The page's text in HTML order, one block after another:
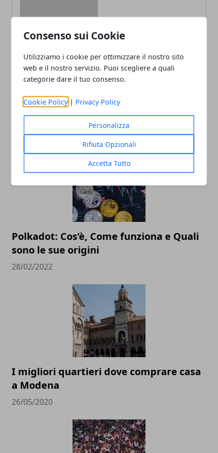
Consenso sui Cookie
Utilizziamo i cookie per ottimizzare il nostro sito
web e il nostro servizio. Puoi scegliere a quali
categorie dare il tuo consenso.
Cookie Policy | Privacy Policy
Personalizza
Rifiuta Opzionali
Accetta Tutto
Redazione
Polkadot: Cos’è, Come funziona e Quali
sono le sue origini
28/02/2022
I migliori quartieri dove comprare casa
a Modena
26/05/2020